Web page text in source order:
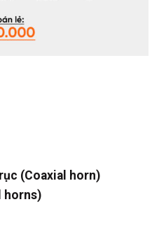
(Coaxial horn)
horns)